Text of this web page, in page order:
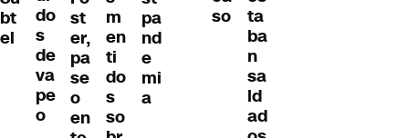
bt
el
do
s
de
va
pe
o
st
er,
pa
se
o
en
m
en
ti
do
s
so
pa
nd
e
mi
a
so
ta
ba
n
sa
ld
ad